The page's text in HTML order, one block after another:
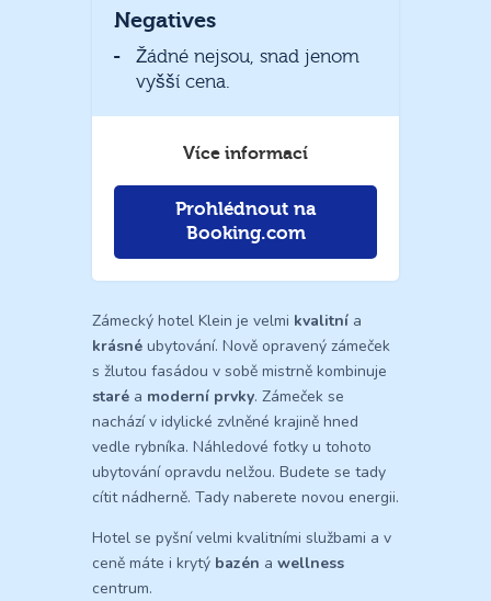
Negatives
Žádné nejsou, snad jenom
vyšší cena.
Více informací
Prohlédnout na
Booking.com
Zámecký hotel Klein je velmi kvalitní a
krásné ubytování. Nově opravený zámeček
s žlutou fasádou v sobě mistrně kombinuje
staré a moderní prvky. Zámeček se
nachází v idylické zvlněné krajině hned
vedle rybníka. Náhledové fotky u tohoto
ubytování opravdu nelžou. Budete se tady
cítit nádherně. Tady naberete novou energii.
Hotel se pyšní velmi kvalitními službami a v
ceně máte i krytý bazén a wellness
centrum.